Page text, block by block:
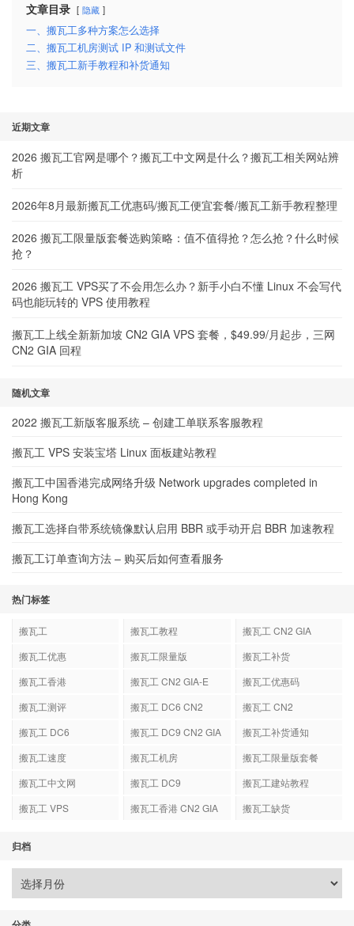
文章目录 隐藏
一、搬瓦工多种方案怎么选择
二、搬瓦工机房测试 IP 和测试文件
三、搬瓦工新手教程和补货通知
近期文章
2026 搬瓦工官网是哪个？搬瓦工中文网是什么？搬瓦工相关网站辨
析
2026年8月最新搬瓦工优惠码/搬瓦工便宜套餐/搬瓦工新手教程整理
2026 搬瓦工限量版套餐选购策略：值不值得抢？怎么抢？什么时候
抢？
2026 搬瓦工 VPS买了不会用怎么办？新手小白不懂 Linux 不会写代
码也能玩转的 VPS 使用教程
搬瓦工上线全新新加坡 CN2 GIA VPS 套餐，$49.99/月起步，三网
CN2 GIA 回程
随机文章
2022 搬瓦工新版客服系统 – 创建工单联系客服教程
搬瓦工 VPS 安装宝塔 Linux 面板建站教程
搬瓦工中国香港完成网络升级 Network upgrades completed in
Hong Kong
搬瓦工选择自带系统镜像默认启用 BBR 或手动开启 BBR 加速教程
搬瓦工订单查询方法 – 购买后如何查看服务
热门标签
搬瓦工 搬瓦工教程
搬瓦工 CN2 GIA
搬瓦工优惠
搬瓦工限量版
搬瓦工补货
搬瓦工香港
搬瓦工 CN2 GIA-E
搬瓦工优惠码
搬瓦工测评
搬瓦工 DC6 CN2
搬瓦工 CN2
搬瓦工 DC6
搬瓦工 DC9 CN2 GIA
搬瓦工补货通知
搬瓦工速度
搬瓦工机房
搬瓦工限量版套餐
搬瓦工中文网
搬瓦工 DC9
搬瓦工建站教程
搬瓦工 VPS
搬瓦工香港 CN2 GIA 搬瓦工缺货
归档